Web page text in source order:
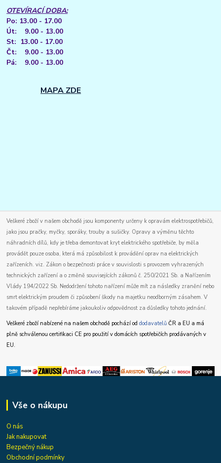
OTEVÍRACÍ DOBA:
Po: 13.00 - 17.00
Út: 9.00 - 13.00
St: 13.00 - 17.00
Čt: 9.00 - 13.00
Pá: 9.00 - 13.00
MAPA ZDE
Veškeré zboží v našem obchodě jsou komponenty určeny k opravám elektrospotřebičů,
jako jsou pračky, myčky, sporáky, trouby a sušičky. Opravy a výměnu těchto
náhradních dílů, kdy je třeba demontovat kryt elektrického spotřebiče, by měla
provádět pouze osoba, která má způsobilost k provádění oprav na elektrických
zařízeních. viz. Zákon o bezpečnosti práce v souvislosti s provozem vyhrazených
technických zařízení a o změně souvisejících zákonů č. 250/2021 Sb. a Nařízením
Vlády 194/2022 Sb. Nedodržení tohoto nařízení může mít za následky zranění nebo
smrt elektrickým proudem či způsobení škody na majetku neodborným zásahem. V
takovém případě nepřebíráme jakoukoliv odpovědnost za důsledky tohoto jednání.
Veškeré zboží nabízené na našem obchodě pochází oddodavatelů ČR a EU a má
plně schválenou certifikaci CE pro použití v domácích spotřebičích prodávaných v
EU.
Vše o nákupu
O nás
Jak nakupovat
Bezpečný nákup
Obchodní podmínky